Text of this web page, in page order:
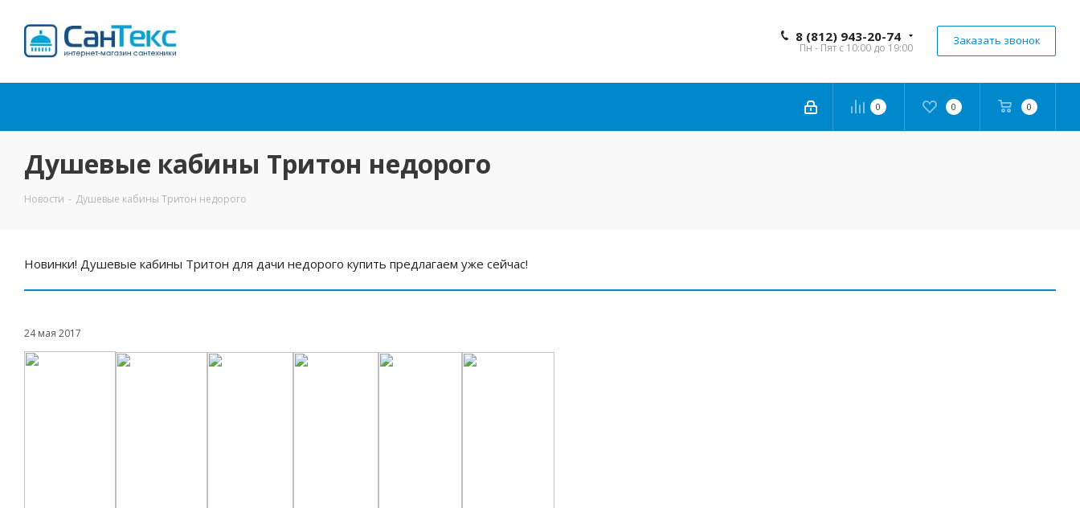
8 (812) 943-20-74
Пн - Пят с 10:00 до 19:00
Заказать звонок
0 0 0
Душевые кабины Тритон недорого
Новости - Душевые кабины Тритон недорого
Новинки! Душевые кабины Тритон для дачи недорого купить предлагаем уже сейчас!
24 мая 2017